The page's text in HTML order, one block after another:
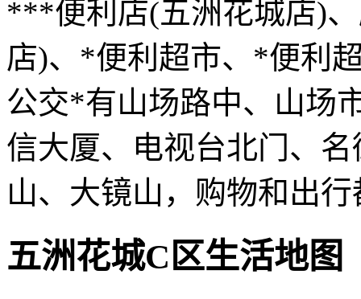
***便利店(五洲花城店)
店)、*便利超市、*便利
公交*有山场路中、山场
信大厦、电视台北门、
山、大镜山，购物和出
五洲花城C区生活地图